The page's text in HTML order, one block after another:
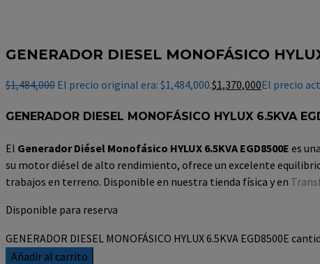
GENERADOR DIESEL MONOFÁSICO
$1,484,000 El precio original era: $1,484,000.$1,370,000El precio
GENERADOR DIESEL MONOFÁSICO HYLUX 6.5KVA
El Generador Diésel Monofásico HYLUX 6.5KVA EGD8500E es
su motor diésel de alto rendimiento, ofrece un excelente
trabajos en terreno. Disponible en nuestra tienda física y en
Disponible para reserva
GENERADOR DIESEL MONOFÁSICO HYLUX 6.5KVA EGD8500E
Añadir al carrito